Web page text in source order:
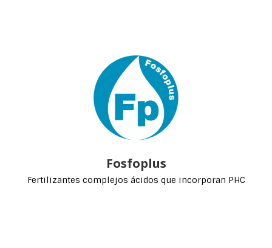
Fosfoplus
Fertilizantes complejos ácidos que incorporan PHC